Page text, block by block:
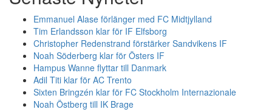
Emmanuel Alase förlänger med FC Midtjylland
Tim Erlandsson klar för IF Elfsborg
Christopher Redenstrand förstärker Sandvikens IF
Noah Söderberg klar för Östers IF
Hampus Wanne flyttar till Danmark
Adil Titi klar för AC Trento
Sixten Bringzén klar för FC Stockholm Internazionale
Noah Östberg till IK Brage